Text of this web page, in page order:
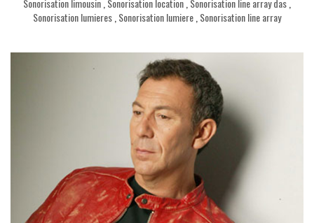
Sonorisation limousin Sonorisation location Sonorisation line array das
Sonorisation lumieres Sonorisation lumiere Sonorisation line array